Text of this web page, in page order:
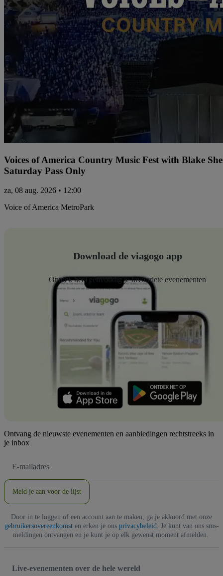
Voices of America Country Music Fest with Blake
Saturday Pass Only
za, 08 aug. 2026 • 12:00
Voice of America MetroPark
Download de viagogo app
Ontdek heel eenvoudig je favouriete evenementen
Ontvang de nieuwste evenementen en aanbiedingen rechtstreeks in
je inbox
mailadres
Meld je aan voor de lijst
Door in te loggen of een account aan te maken, ga je akkoord met onze
gebruikersovereenkomsten erken je ons privacybeleid . Je kunt van ons sms-
meldingen ontvangen en je kunt je op elk gewenst moment afmelden.
Live-evenementen over de hele wereld